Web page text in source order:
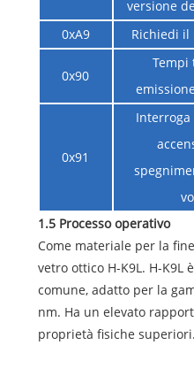
versione
0xA9 Richiedi il
0x90
Tempi
0x91
1.5 Processo operativo
Come materiale per la
vetro ottico H-K9L. H-
comune, adatto per la
nm. Ha un elevato
proprietà fisiche superiori.